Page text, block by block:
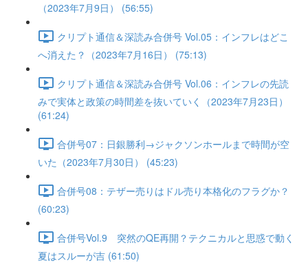
（2023年7月9日） (56:55)
クリプト通信＆深読み合併号 Vol.05：インフレはどこ
へ消えた？（2023年7月16日） (75:13)
クリプト通信＆深読み合併号 Vol.06：インフレの先読
みで実体と政策の時間差を抜いていく（2023年7月23日）
(61:24)
合併号07：日銀勝利→ジャクソンホールまで時間が空
いた（2023年7月30日） (45:23)
合併号08：テザー売りはドル売り本格化のフラグか？
(60:23)
合併号Vol.9 突然のQE再開？テクニカルと思惑で動く
夏はスルーが吉 (61:50)